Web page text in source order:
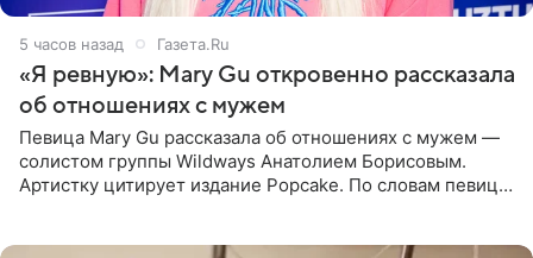
5 часов назад Газета.Ru
«Я ревную»: Mary Gu откровенно рассказала
об отношениях с мужем
Певица Mary Gu рассказала об отношениях с мужем —
солистом группы Wildways Анатолием Борисовым.
Артистку цитирует издание Popcake. По словам певицы,